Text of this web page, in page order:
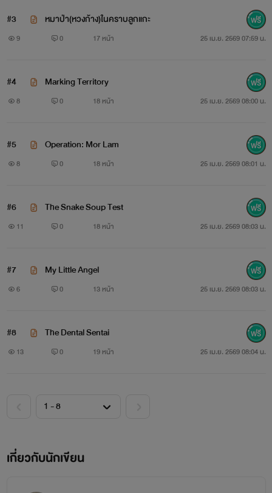
#3 หมาป่า(หวงก้าง)ในคราบลูกแกะ
9 0 17 หน้า 25 เม.ย. 2569 07:59 น.
#4 Marking Territory
8 0 18 หน้า 25 เม.ย. 2569 08:00 น.
#5 Operation: Mor Lam
8 0 18 หน้า 25 เม.ย. 2569 08:01 น.
#6 The Snake Soup Test
11 0 18 หน้า 25 เม.ย. 2569 08:03 น.
#7 My Little Angel
6 0 13 หน้า 25 เม.ย. 2569 08:03 น.
#8 The Dental Sentai
13 0 19 หน้า 25 เม.ย. 2569 08:04 น.
เกี่ยวกับนักเขียน